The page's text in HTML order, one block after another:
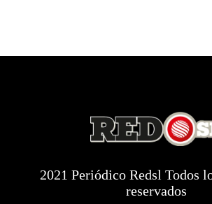
2021 Periódico Redsl Todos
reservados